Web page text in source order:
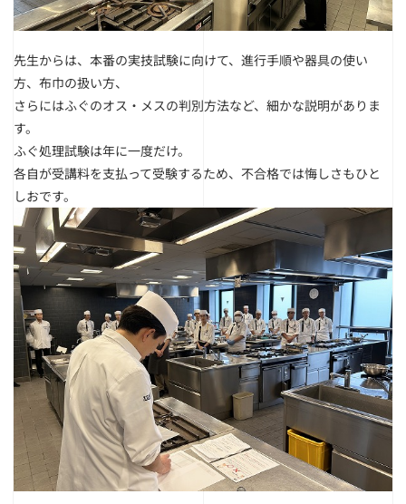
先生からは、本番の実技試験に向けて、進行手順や器具の使い
方、布巾の扱い方、
さらにはふぐのオス・メスの判別方法など、細かな説明がありま
す。
ふぐ処理試験は年に一度だけ。
各自が受講料を支払って受験するため、不合格では悔しさもひと
しおです。